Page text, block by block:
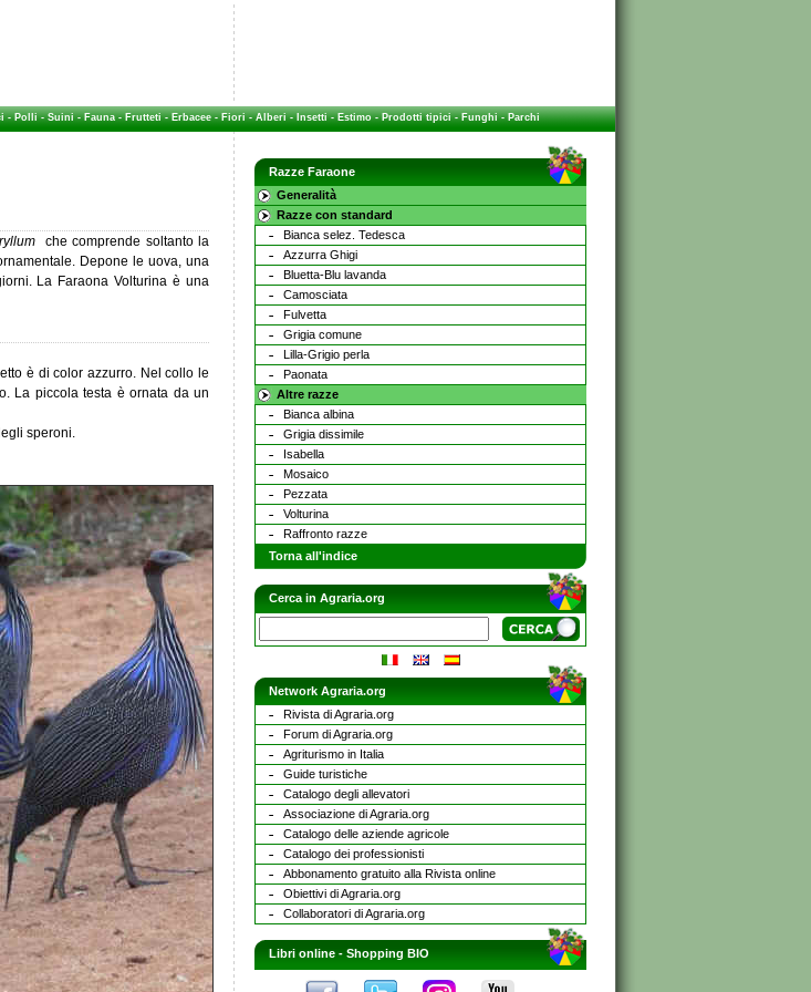
-Polli-Suini-Fauna-Frutteti-Erbacee-Fiori-Alberi-Insetti-Estimo-Prodotti tipici-Funghi-Parchi
che comprende soltanto la
Depone le uova, una
La Faraona Volturina è una
è di color azzurro. Nel collo le
La piccola testa è ornata da un
speroni.
Razze Faraone
Generalità
Razze con standard
Bianca selez. Tedesca
Azzurra Ghigi
Bluetta-Blu lavanda
Camosciata
Fulvetta
Grigia comune
Lilla-Grigio perla
Paonata
Altre razze
Bianca albina
Grigia dissimile
Isabella
Mosaico
Pezzata
Volturina
Raffronto razze
Torna all'indice
Cerca in Agraria.org
Network Agraria.org
Rivista di Agraria.org
Forum di Agraria.org
Agriturismo in Italia
Guide turistiche
Catalogo degli allevatori
Associazione di Agraria.org
Catalogo delle aziende agricole
Catalogo dei professionisti
Abbonamento gratuito alla Rivista online
Obiettivi di Agraria.org
Collaboratori di Agraria.org
Libri online - Shopping BIO